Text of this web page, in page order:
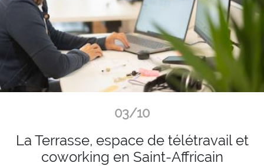
03/10
La Terrasse, espace de télétravail et
coworking en Saint-Affricain